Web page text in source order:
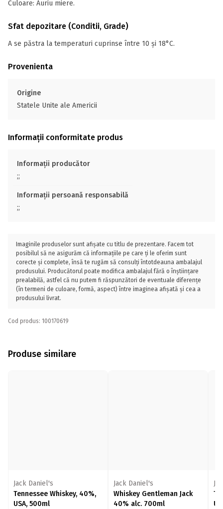
Culoare: Auriu miere.
Sfat depozitare (Conditii, Grade)
A se păstra la temperaturi cuprinse între 10 și 18°C.
Provenienta
Origine
Statele Unite ale Americii
Informații conformitate produs
Informații producător
;;
Informații persoană responsabilă
;;
Imaginile produselor sunt afișate cu titlu de prezentare. Facem tot
posibilul să ne asigurăm că informațiile pe care ți le oferim sunt
corecte și complete, însă te rugăm să consulți întotdeauna ambalajul
produsului. Producătorul poate modifica ambalajul fără o înștiințare
prealabilă, astfel că nu putem fi răspunzători de eventuale diferențe
(în termeni de culoare, formă, aspect) între imaginea afișată și cea a
produsului livrat.
Cod produs: 100170619
Produse similare
Jack Daniel's
Tennessee Whiskey, 40%,
USA, 500ml
Jack Daniel's
Whiskey Gentleman Jack
40% alc. 700ml